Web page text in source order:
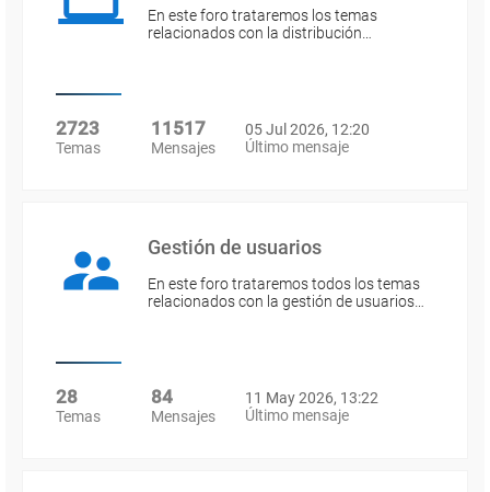
En este foro trataremos los temas
relacionados con la distribución…
2723
Temas
11517
Mensajes
05 Jul 2026, 12:20
Último mensaje
Gestión de usuarios
En este foro trataremos todos los temas
relacionados con la gestión de usuarios…
28
Temas
84
Mensajes
11 May 2026, 13:22
Último mensaje